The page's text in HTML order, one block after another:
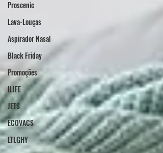
Proscenic
Lava-Louças
Aspirador Nasal
Black Friday
Promoções
ILIFE
JETS
ECOVACS
LTLGHY